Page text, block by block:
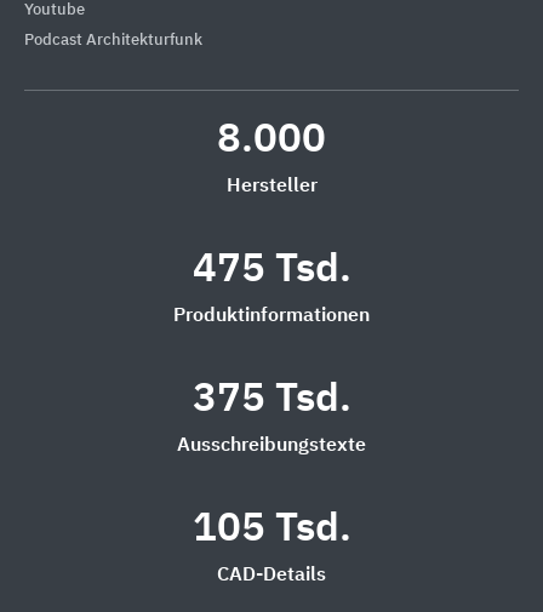
Youtube
Podcast Architekturfunk
8.000
Hersteller
475 Tsd.
Produktinformationen
375 Tsd.
Ausschreibungstexte
105 Tsd.
CAD-Details